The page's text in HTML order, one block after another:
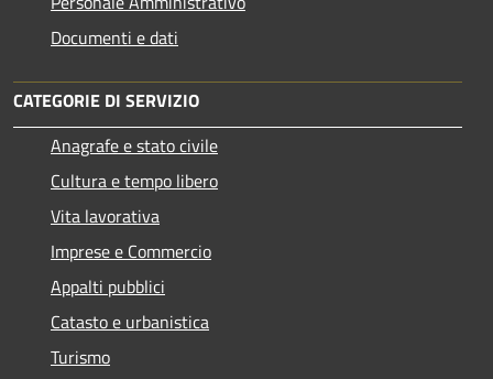
Documenti e dati
CATEGORIE DI SERVIZIO
Anagrafe e stato civile
Cultura e tempo libero
Vita lavorativa
Imprese e Commercio
Appalti pubblici
Catasto e urbanistica
Turismo